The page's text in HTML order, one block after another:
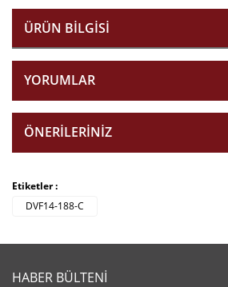
ÜRÜN BILGISI
YORUMLAR
ÖNERILERINIZ
Etiketler :
DVF14-188-C
HABER BÜLTENİ